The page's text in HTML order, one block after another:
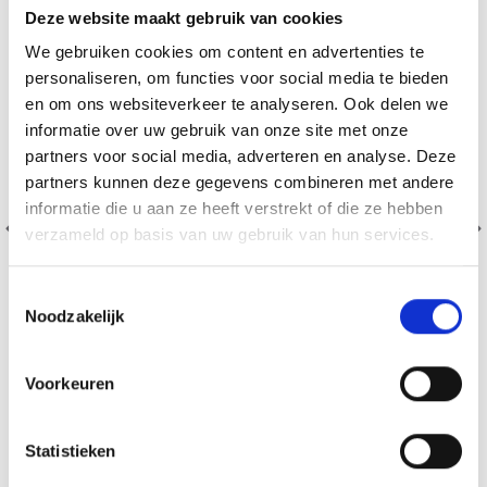
Deze website maakt gebruik van cookies
We gebruiken cookies om content en advertenties te
personaliseren, om functies voor social media te bieden
en om ons websiteverkeer te analyseren. Ook delen we
informatie over uw gebruik van onze site met onze
partners voor social media, adverteren en analyse. Deze
partners kunnen deze gegevens combineren met andere
informatie die u aan ze heeft verstrekt of die ze hebben
verzameld op basis van uw gebruik van hun services.
Noodzakelijk
Voorkeuren
Statistieken
EUR 6.50EUR 9.30